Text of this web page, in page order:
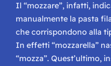
Il “mozzare”, infatti,
manualmente la pasta
che corrispondono alla
In effetti “mozzarella”
“mozza”. Quest’ultimo,